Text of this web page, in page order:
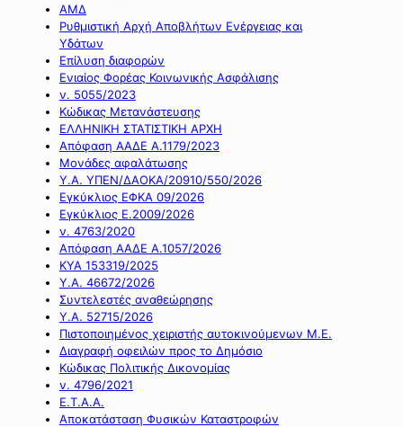
ΑΜΔ
Ρυθμιστική Αρχή Αποβλήτων Ενέργειας και
Υδάτων
Επίλυση διαφορών
Ενιαίος Φορέας Κοινωνικής Ασφάλισης
ν. 5055/2023
Κώδικας Μετανάστευσης
ΕΛΛΗΝΙΚΗ ΣΤΑΤΙΣΤΙΚΗ ΑΡΧΗ
Απόφαση ΑΑΔΕ Α.1179/2023
Μονάδες αφαλάτωσης
Υ.Α. ΥΠΕΝ/ΔΑΟΚΑ/20910/550/2026
Εγκύκλιος ΕΦΚΑ 09/2026
Εγκύκλιος Ε.2009/2026
ν. 4763/2020
Απόφαση ΑΑΔΕ Α.1057/2026
ΚΥΑ 153319/2025
Υ.Α. 46672/2026
Συντελεστές αναθεώρησης
Υ.Α. 52715/2026
Πιστοποιημένος χειριστής αυτοκινούμενων Μ.Ε.
Διαγραφή οφειλών προς το Δημόσιο
Κώδικας Πολιτικής Δικονομίας
ν. 4796/2021
Ε.Τ.Α.Α.
Αποκατάσταση Φυσικών Καταστροφών